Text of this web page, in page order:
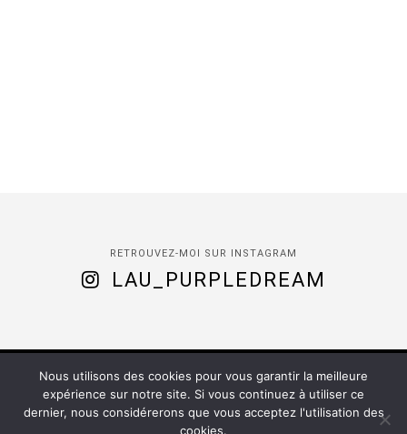
RETROUVEZ-MOI SUR INSTAGRAM
LAU_PURPLEDREAM
(C) 2020 - Purple Dream | Installed by Romy
À PROPOS CONTACT
Nous utilisons des cookies pour vous garantir la meilleure
expérience sur notre site. Si vous continuez à utiliser ce
dernier, nous considérerons que vous acceptez l'utilisation des
cookies.